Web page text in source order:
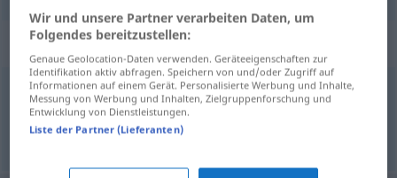
Synonyme für "odznaka"
identyfikator,odznaczenie,plakietka,znaczek
Wir und unsere Partner verarbeiten Daten, um
Folgendes bereitzustellen:
Genaue Geolocation-Daten verwenden. Geräteeigenschaften zur
Identifikation aktiv abfragen. Speichern von und/oder Zugriff auf
Informationen auf einem Gerät. Personalisierte Werbung und Inhalte,
Messung von Werbung und Inhalten, Zielgruppenforschung und
Entwicklung von Dienstleistungen.
Liste der Partner (Lieferanten)